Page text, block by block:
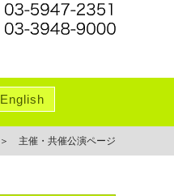
English
＞ 主催・共催公演ページ